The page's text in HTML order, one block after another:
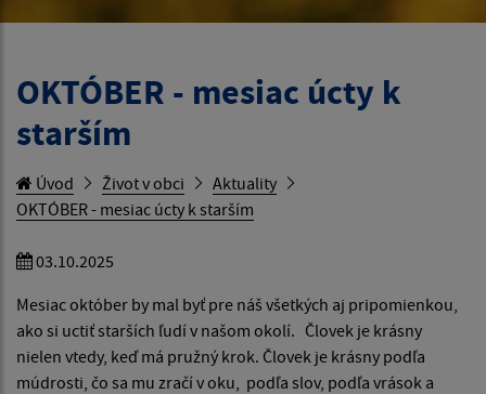
OKTÓBER - mesiac úcty k
starším
Úvod Život v obci
Aktuality
OKTÓBER - mesiac úcty k starším
03.10.2025
Mesiac október by mal byť pre náš všetkých aj pripomienkou,
ako si uctiť starších ľudí v našom okolí. Človek je krásny
nielen vtedy, keď má pružný krok. Človek je krásny podľa
múdrosti, čo sa mu zračí v oku, podľa slov, podľa vrások a